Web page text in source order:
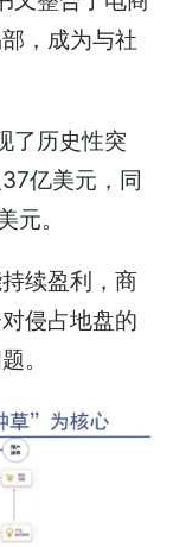
，成为与社
了历史性突
亿美元，同
元。
续盈利，商
侵占地盘的
。